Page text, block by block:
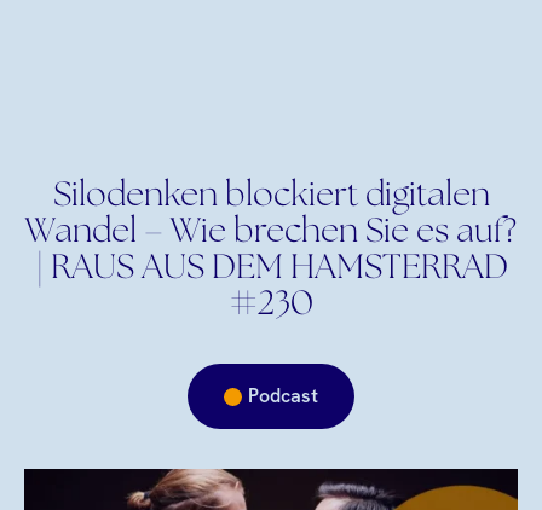
Silodenken blockiert digitalen
Wandel – Wie brechen Sie es auf?
| RAUS AUS DEM HAMSTERRAD
#230
Podcast